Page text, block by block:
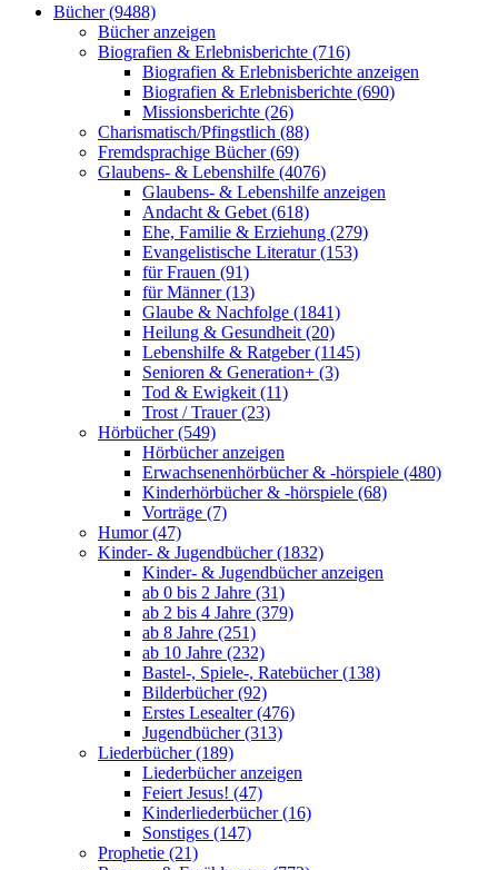
Bücher (9488)
Bücher anzeigen
Biografien & Erlebnisberichte (716)
Biografien & Erlebnisberichte anzeigen
Biografien & Erlebnisberichte (690)
Missionsberichte (26)
Charismatisch/Pfingstlich (88)
Fremdsprachige Bücher (69)
Glaubens- & Lebenshilfe (4076)
Glaubens- & Lebenshilfe anzeigen
Andacht & Gebet (618)
Ehe, Familie & Erziehung (279)
Evangelistische Literatur (153)
für Frauen (91)
für Männer (13)
Glaube & Nachfolge (1841)
Heilung & Gesundheit (20)
Lebenshilfe & Ratgeber (1145)
Senioren & Generation+ (3)
Tod & Ewigkeit (11)
Trost / Trauer (23)
Hörbücher (549)
Hörbücher anzeigen
Erwachsenenhörbücher & -hörspiele (480)
Kinderhörbücher & -hörspiele (68)
Vorträge (7)
Humor (47)
Kinder- & Jugendbücher (1832)
Kinder- & Jugendbücher anzeigen
ab 0 bis 2 Jahre (31)
ab 2 bis 4 Jahre (379)
ab 8 Jahre (251)
ab 10 Jahre (232)
Bastel-, Spiele-, Ratebücher (138)
Bilderbücher (92)
Erstes Lesealter (476)
Jugendbücher (313)
Liederbücher (189)
Liederbücher anzeigen
Feiert Jesus! (47)
Kinderliederbücher (16)
Sonstiges (147)
Prophetie (21)